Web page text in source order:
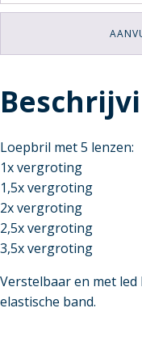
Loepbril met 5 lenzen:
1x vergroting
1,5x vergroting
2x vergroting
2,5x vergroting
3,5x vergroting
Verstelbaar en met
elastische band.